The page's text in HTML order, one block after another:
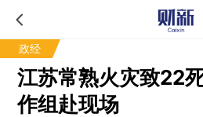
政经
江苏常熟火灾致22
作组赴现场